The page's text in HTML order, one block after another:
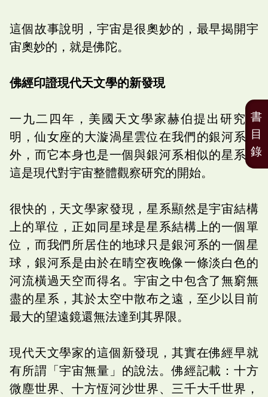
這個故事說明，宇宙是很奧妙的，最早揭開宇
宙奧妙的，就是佛陀。
佛經印證現代天文學的新發現
一九二四年，美國天文學家赫伯提出研究證
明，仙女座的大漩渦星雲位在我們的銀河系之
外，而它本身也是一個與銀河系相似的星系，
這是現代對宇宙整體觀察研究的開始。
很快的，天文學家發現，星系顯然是宇宙結構
上的單位，正如同星球是星系結構上的一個單
位，而我們所居住的地球只是銀河系的一個星
球，銀河系是由於在晴空夜晚像一條淡白色的
河流橫過天空而得名。宇宙之中包含了無窮無
盡的星系，其於太空中散布之遠，至少以目前
最大的望遠鏡還無法達到其界限。
現代天文學家的這個新發現，其實在佛經早就
有所謂「宇宙無量」的說法。佛經記載：十方
微塵世界、十方恆河沙世界、三千大千世界，
書
目
錄